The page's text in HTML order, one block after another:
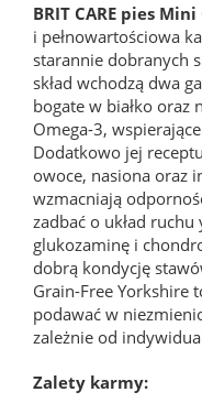
BRIT CARE pies
i pełnowartościowa
starannie dobranych
skład wchodzą dwa
bogate w białko oraz
Omega-3,
Dodatkowo jej
owoce, nasiona oraz
wzmacniają
zadbać o układ
glukozaminę i
dobrą kondycję
Grain-Free Yorkshire
podawać w
zależnie od
Zalety karmy: